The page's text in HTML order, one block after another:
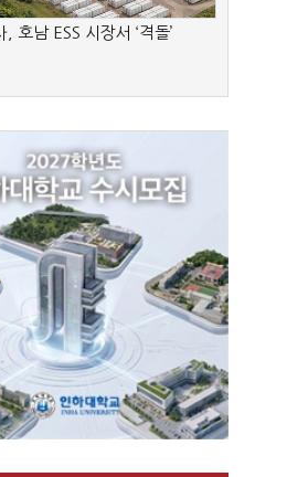
호남 ESS 시장서 ‘격돌’